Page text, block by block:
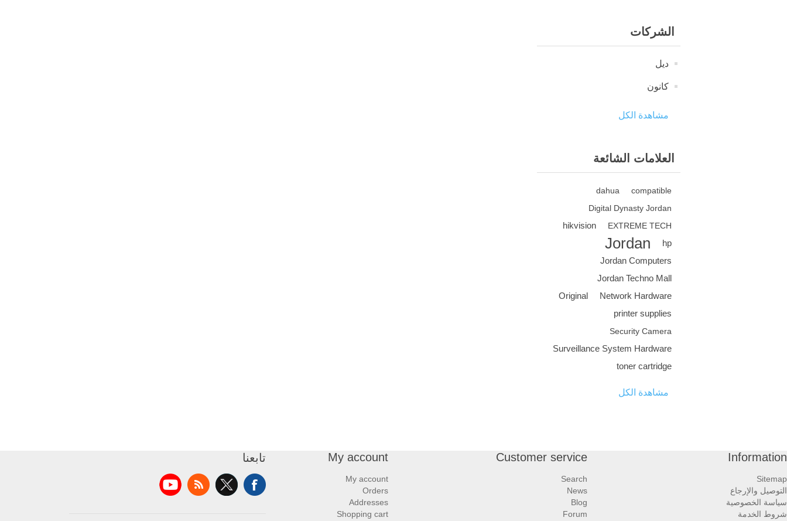
الشركات
ديل
كانون
مشاهدة الكل
العلامات الشائعة
compatible
dahua
Digital Dynasty Jordan
EXTREME TECH
hikvision
hp
Jordan
Jordan Computers
Jordan Techno Mall
Network Hardware
Original
printer supplies
Security Camera
Surveillance System Hardware
toner cartridge
مشاهدة الكل
Information
Sitemap
التوصيل والإرجاع
سياسة الخصوصية
شروط الخدمة
Customer service
Search
News
Blog
Forum
My account
My account
Orders
Addresses
Shopping cart
تابعنا